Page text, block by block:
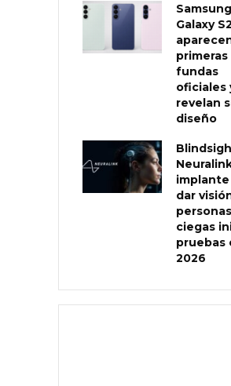
Samsung
Galaxy
primeras
fundas
oficiales
revelan
diseño
implante
dar
personas
ciegas
pruebas
2026